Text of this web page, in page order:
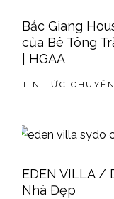
Bắc Giang
của Bê Tông
| HGAA
TIN TỨC
EDEN VILLA /
Nhà Đẹp